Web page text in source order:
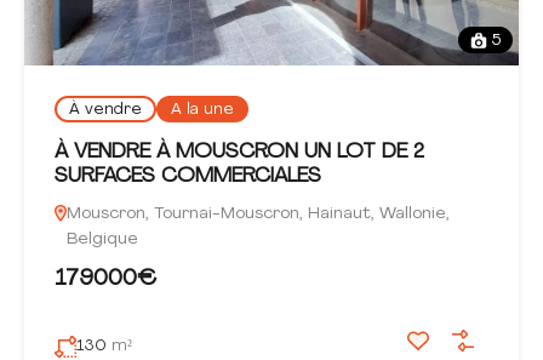
5
À vendre A la une
À VENDRE À MOUSCRON UN LOT DE 2
SURFACES COMMERCIALES
Mouscron, Tournai-Mouscron, Hainaut, Wallonie,
Belgique
179000€
130 m²